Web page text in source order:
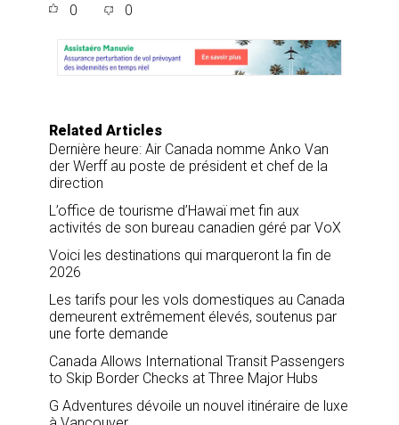
e
o
o
k
I
0 0
Related Articles
Dernière heure: Air Canada nomme Anko Van
der Werff au poste de président et chef de la
direction
L’office de tourisme d’Hawaï met fin aux
activités de son bureau canadien géré par VoX
Voici les destinations qui marqueront la fin de
2026
Les tarifs pour les vols domestiques au Canada
demeurent extrêmement élevés, soutenus par
une forte demande
Canada Allows International Transit Passengers
to Skip Border Checks at Three Major Hubs
G Adventures dévoile un nouvel itinéraire de luxe